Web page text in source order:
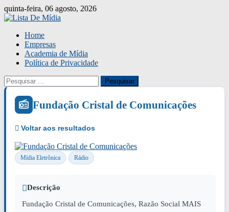
Skip
to
quinta-feira, 06 agosto, 2026
Home
Empresas
Academia de Mídia
Política de Privacidade
Pesquisar
por:
Fundação Cristal de Comunicações
Mídia Eletrônica Rádio
Descrição
Fundação Cristal de Comunicações, Razão Social MAIS